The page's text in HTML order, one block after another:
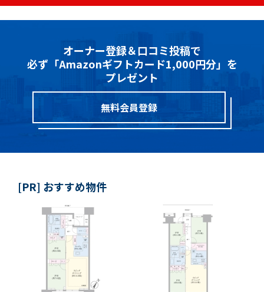
オーナー登録＆口コミ投稿で
必ず「Amazonギフトカード1,000円分」を
プレゼント
無料会員登録
[PR] おすすめ物件